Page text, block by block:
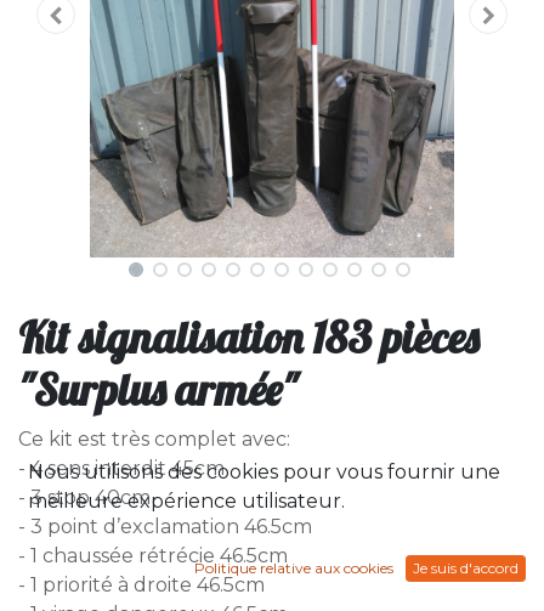
Kit signalisation 183 pièces
"Surplus armée"
Ce kit est très complet avec:
- 4 sens interdit 45cm
- 3 stop 40cm
- 3 point d’exclamation 46.5cm
- 1 chaussée rétrécie 46.5cm
- 1 priorité à droite 46.5cm
Nous utilisons des cookies pour vous fournir une
meilleure expérience utilisateur.
Politique relative aux cookies Je suis d'accord